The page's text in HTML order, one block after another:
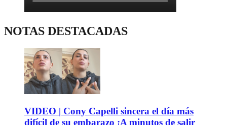
NOTAS DESTACADAS
VIDEO | Cony Capelli sincera el día más
difícil de su embarazo ¡A minutos de salir